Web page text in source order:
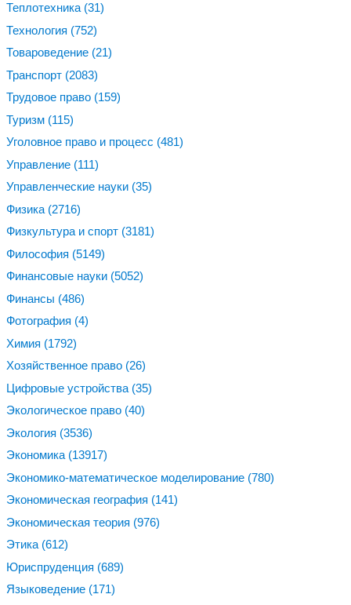
Теплотехника (31)
Технология (752)
Товароведение (21)
Транспорт (2083)
Трудовое право (159)
Туризм (115)
Уголовное право и процесс (481)
Управление (111)
Управленческие науки (35)
Физика (2716)
Физкультура и спорт (3181)
Философия (5149)
Финансовые науки (5052)
Финансы (486)
Фотография (4)
Химия (1792)
Хозяйственное право (26)
Цифровые устройства (35)
Экологическое право (40)
Экология (3536)
Экономика (13917)
Экономико-математическое моделирование (780)
Экономическая география (141)
Экономическая теория (976)
Этика (612)
Юриспруденция (689)
Языковедение (171)